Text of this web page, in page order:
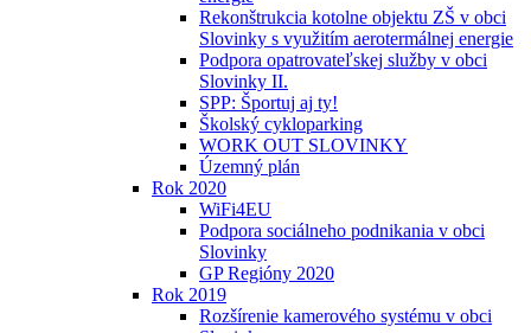
Rekonštrukcia kotolne objektu ZŠ v obci
Slovinky s využitím aerotermálnej energie
Podpora opatrovateľskej služby v obci
Slovinky II.
SPP: Športuj aj ty!
Školský cykloparking
WORK OUT SLOVINKY
Územný plán
Rok 2020
WiFi4EU
Podpora sociálneho podnikania v obci
Slovinky
GP Regióny 2020
Rok 2019
Rozšírenie kamerového systému v obci